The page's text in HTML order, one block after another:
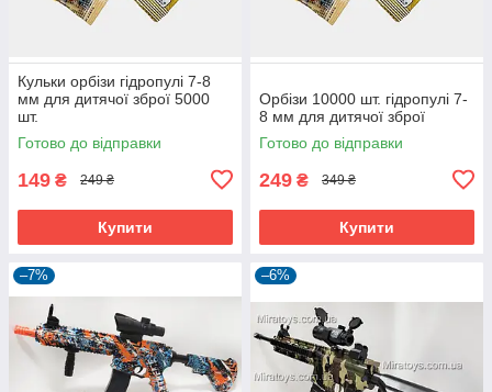
Кульки орбізи гідропулі 7-8
мм для дитячої зброї 5000
шт.
Готово до відправки
149 ₴ 249 ₴
Купити
Орбізи 10000 шт. гідропулі 7-
8 мм для дитячої зброї
Готово до відправки
249 ₴ 349 ₴
Купити
–7% –6%